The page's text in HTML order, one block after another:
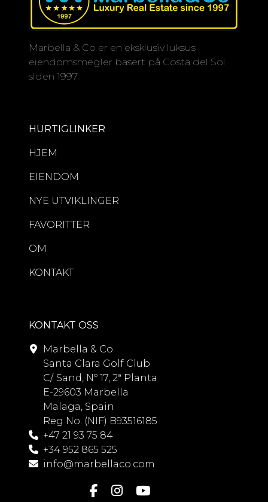
Marbella & Co er en eksklusiv luksus
eiendomsmegler basert på Costa del Sol
siden 1997.
HURTIGLINKER
HJEM
EIENDOM
NYE UTVIKLINGER
FAVORITTER
OM
KONTAKT
KONTAKT OSS
Marbella & Co
Santa Clara Golf Club
C/. Sand, Nº 17, 2ª Planta
E-29603 Marbella
Malaga, Spain
Reg No. (NIF) B93516185
+47 21 93 75 84
+34 952 865 525
info@marbellaco.com